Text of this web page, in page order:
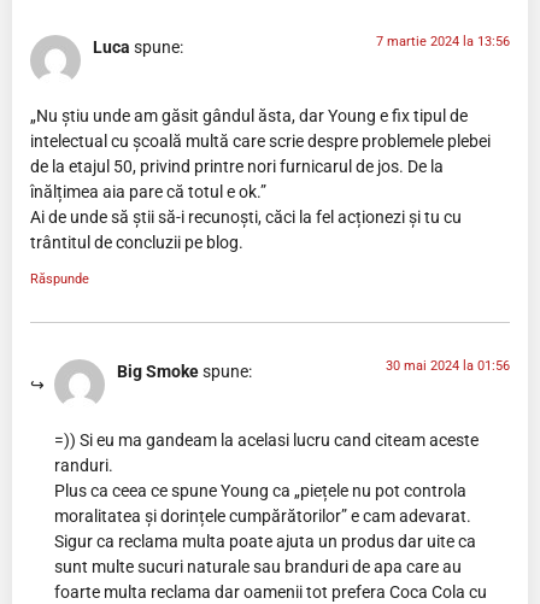
Luca spune: 7 martie 2024 la 13:56
„Nu știu unde am găsit gândul ăsta, dar Young e fix tipul de
intelectual cu școală multă care scrie despre problemele plebei
de la etajul 50, privind printre nori furnicarul de jos. De la
înălțimea aia pare că totul e ok.”
Ai de unde să știi să-i recunoști, căci la fel acționezi și tu cu
trântitul de concluzii pe blog.
Răspunde
Big Smokespune: 30 mai 2024 la 01:56
=)) Si eu ma gandeam la acelasi lucru cand citeam aceste
randuri.
Plus ca ceea ce spune Young ca „piețele nu pot controla
moralitatea și dorințele cumpărătorilor” e cam adevarat.
Sigur ca reclama multa poate ajuta un produs dar uite ca
sunt multe sucuri naturale sau branduri de apa care au
foarte multa reclama dar oamenii tot prefera Coca Cola cu